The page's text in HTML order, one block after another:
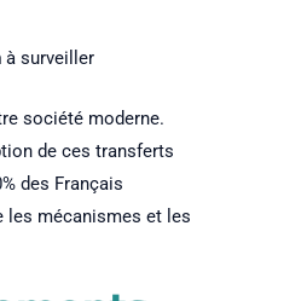
à surveiller
société moderne.
de ces transferts
des Français
les mécanismes et les